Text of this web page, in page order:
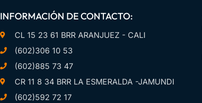
INFORMACIÓN DE CONTACTO:
CL 15 23 61 BRR ARANJUEZ - CALI
(602)306 10 53
(602)885 73 47
CR 11 8 34 BRR LA ESMERALDA -JAMUNDI
(602)592 72 17